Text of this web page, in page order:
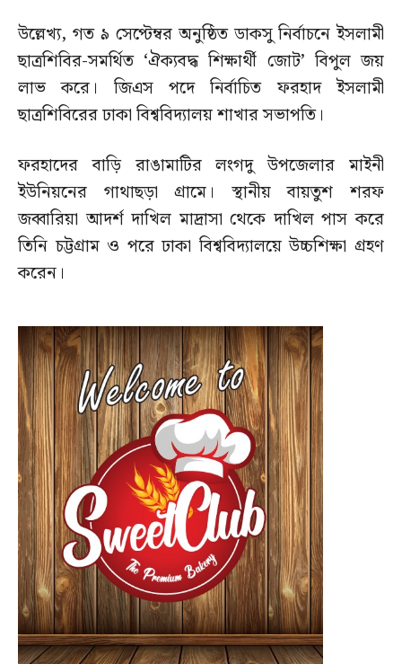
উল্লেখ্য, গত ৯ সেপ্টেম্বর অনুষ্ঠিত ডাকসু নির্বাচনে ইসলামী
ছাত্রশিবির-সমর্থিত ‘ঐক্যবদ্ধ শিক্ষার্থী জোট’ বিপুল জয়
লাভ করে। জিএস পদে নির্বাচিত ফরহাদ ইসলামী
ছাত্রশিবিরের ঢাকা বিশ্ববিদ্যালয় শাখার সভাপতি।
ফরহাদের বাড়ি রাঙামাটির লংগদু উপজেলার মাইনী
ইউনিয়নের গাথাছড়া গ্রামে। স্থানীয় বায়তুশ শরফ
জব্বারিয়া আদর্শ দাখিল মাদ্রাসা থেকে দাখিল পাস করে
তিনি চট্টগ্রাম ও পরে ঢাকা বিশ্ববিদ্যালয়ে উচ্চশিক্ষা গ্রহণ
করেন।